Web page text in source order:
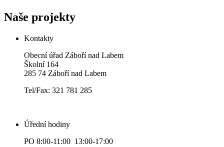
Naše projekty
Kontakty
Obecní úřad Záboří nad Labem
Školní 164
285 74 Záboří nad Labem
Tel/Fax: 321 781 285
Úřední hodiny
PO 8:00-11:00 13:00-17:00